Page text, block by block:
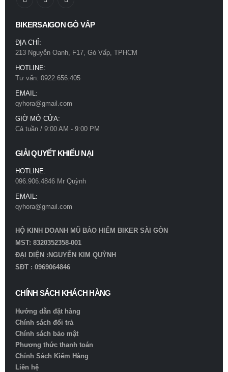
BIKERSAIGON GÒ VẤP
ĐỊA CHỈ:
213 Nguyễn Oanh, F17, Gò Vấp, TPHCM
HOTLINE:
Tư vấn: 0922.656.405
EMAIL:
qyhora@gmail.com
GIỜ MỞ CỬA:
Cả tuần / 9:00 AM - 9:00 PM
GIẢI QUYẾT KHIẾU NẠI
HOTLINE:
096.906.4846 Mr Quỳnh
EMAIL:
qyhora@gmail.com
HỘ KINH DOANH MŨ BẢO HIỂM BIKER SÀI GÒN
MST: 8320352358-001
ĐẠI DIỆN :NGUYỄN KIM QUỲNH
SĐT : 0969064846
CHÍNH SÁCH KHÁCH HÀNG
Hướng dẫn đặt hàng
Chính sách đổi trả
Chính sách bảo mật
Phương thức thanh toán
Chính Sách Kiểm Hàng
Liên hệ